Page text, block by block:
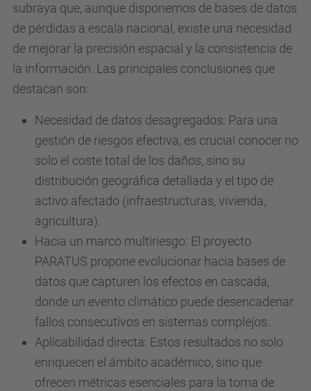
subraya que, aunque disponemos de bases de datos
de pérdidas a escala nacional, existe una necesidad
de mejorar la precisión espacial y la consistencia de
la información. Las principales conclusiones que
destacan son:
Necesidad de datos desagregados: Para una
gestión de riesgos efectiva, es crucial conocer no
solo el coste total de los daños, sino su
distribución geográfica detallada y el tipo de
activo afectado (infraestructuras, vivienda,
agricultura).
Hacia un marco multiriesgo: El proyecto
PARATUS propone evolucionar hacia bases de
datos que capturen los efectos en cascada,
donde un evento climático puede desencadenar
fallos consecutivos en sistemas complejos.
Aplicabilidad directa: Estos resultados no solo
enriquecen el ámbito académico, sino que
ofrecen métricas esenciales para la toma de